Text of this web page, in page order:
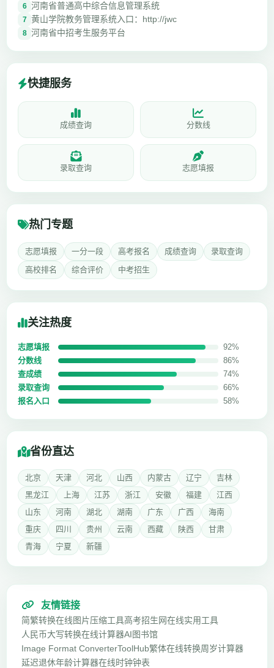
6 河南省普通高中综合信息管理系统
7 黄山学院教务管理系统入口：http://jwc
8 河南省中招考生服务平台
快捷服务
成绩查询 分数线
录取查询 志愿填报
热门专题
志愿填报 一分一段 高考报名 成绩查询
录取查询
高校排名
综合评价 中考招生
关注热度
志愿填报
92%
分数线
86%
查成绩
74%
录取查询
66%
报名入口
58%
省份直达
北京 天津 河北 山西 内蒙古 辽宁
吉林
黑龙江
上海 江苏 浙江 安徽 福建
江西
山东
河南 湖北 湖南 广东 广西
海南
重庆
四川 贵州 云南 西藏 陕西
甘肃
青海
宁夏 新疆
友情链接
简繁转换在线图片压缩工具高考招生网在线实用工具
人民币大写转换在线计算器AI图书馆
Image Format ConverterToolHub繁体在线转换周岁计算器
延迟退休年龄计算器在线时钟钟表